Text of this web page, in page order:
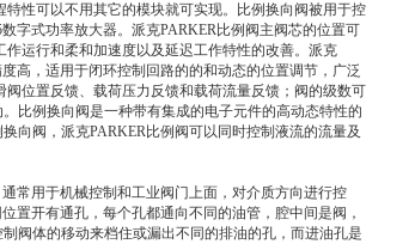
性可以不用其它的模块就可实现。比例换向阀被用于控
字式功率放大器。派克PARKER比例阀主阀芯的位置可
运行和柔和加速度以及延迟工作特性的改善。派克
高，适用于闭环控制回路的的和动态的位置调节，广泛
位置反馈、载荷压力反馈和载荷流量反馈；阀的级数可
比例换向阀是一种带有集成的电子元件的高动态特性的
向阀，派克PARKER比例阀可以同时控制液流的流量及
常用于机械控制和工业阀门上面，对介质方向进行控
置开有通孔，每个孔都通向不同的油管，腔中间是阀，
阀体的移动来档住或漏出不同的排油的孔，而进油孔是